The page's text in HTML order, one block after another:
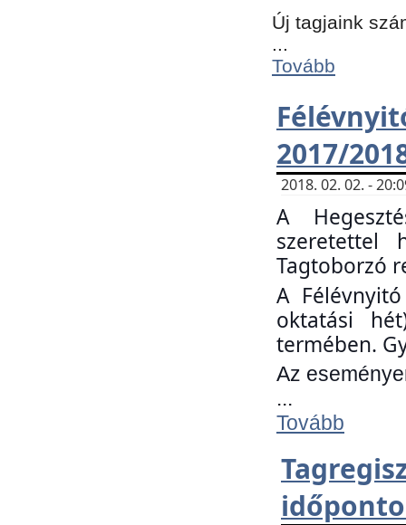
Új tagjaink
Tovább
2017/
2018. 02. 02. -
A
szeretettel
Tagtoborzó
A
oktatási
termében.
Az
...
Tovább